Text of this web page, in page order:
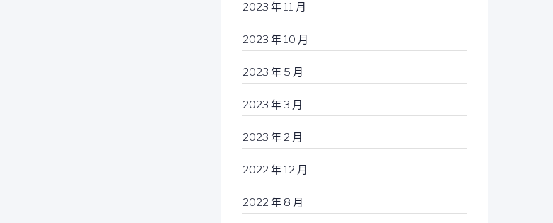
2023 年 11 月
2023 年 10 月
2023 年 5 月
2023 年 3 月
2023 年 2 月
2022 年 12 月
2022 年 8 月